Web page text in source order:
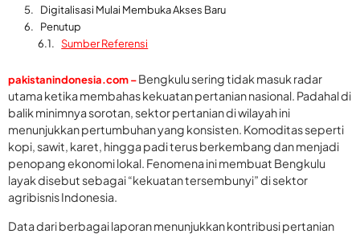
Digitalisasi Mulai Membuka Akses Baru
Penutup
Sumber Referensi
pakistanindonesia.com –Bengkulu sering tidak masuk radar
utama ketika membahas kekuatan pertanian nasional. Padahal di
balik minimnya sorotan, sektor pertanian di wilayah ini
menunjukkan pertumbuhan yang konsisten. Komoditas seperti
kopi, sawit, karet, hingga padi terus berkembang dan menjadi
penopang ekonomi lokal. Fenomena ini membuat Bengkulu
layak disebut sebagai “kekuatan tersembunyi” di sektor
agribisnis Indonesia.
Data dari berbagai laporan menunjukkan kontribusi pertanian